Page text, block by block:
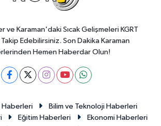
ve Karaman'daki Sıcak Gelişmeleri KGRT
Edebilirsiniz. Son Dakika Karaman
Hemen Haberdar Olun!
Haberleri
Bilim ve Teknoloji Haberleri
Eğitim Haberleri
Ekonomi Haberleri